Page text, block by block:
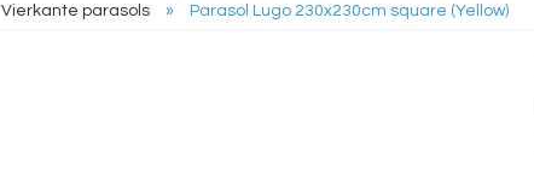
Vierkante parasols » Parasol Lugo 230x230cm square (Yellow)